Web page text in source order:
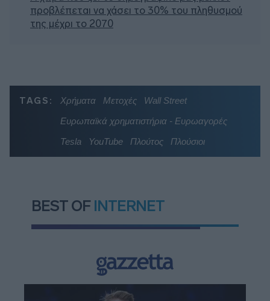
προβλέπεται να χάσει το 30% του πληθυσμού
της μέχρι το 2070
TAGS: Χρήματα Μετοχές
Wall Street
Ευρωπαϊκά χρηματιστήρια - Ευρωαγορές
Tesla
YouTube Πλούτος Πλούσιοι
BEST OF INTERNET